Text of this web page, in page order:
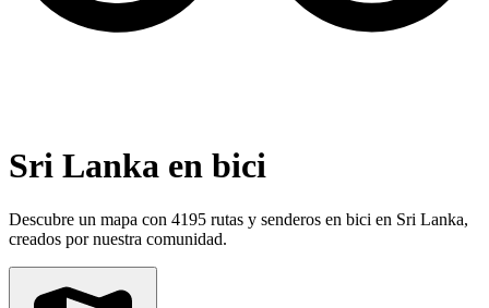
Sri Lanka en bici
Descubre un mapa con 4195 rutas y senderos en bici en Sri Lanka,
creados por nuestra comunidad.